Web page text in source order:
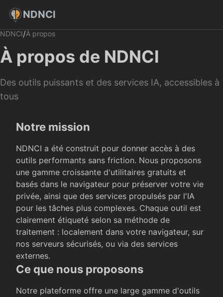
NDNCI
NDNCI/À propos
À propos de NDNCI
Des outils puissants et des services IA, accessibles à
tous
Notre mission
NDNCI a été construit pour donner accès à des
outils performants sans friction. Nous proposons
une gamme croissante d'utilitaires gratuits et
basés dans le navigateur pour préserver votre vie
privée, ainsi que des services propulsés par l'IA
pour les tâches plus complexes. Chaque outil est
clairement étiqueté selon sa méthode de
traitement : localement dans votre navigateur, sur
nos serveurs sécurisés, ou via des services
externes.
Ce que nous proposons
Notre plateforme offre une large gamme d'outils